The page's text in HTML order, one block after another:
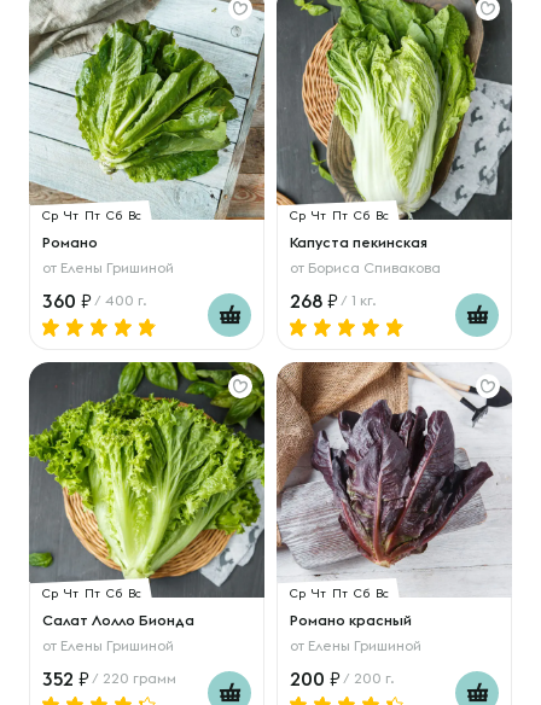
Ср Чт Пт Сб Вс
Романо
от Елены Гришиной
360 / 400 г.
Ср Чт Пт Сб Вс
Капуста пекинская
от Бориса Спивакова
268 / 1 кг.
Ср Чт Пт Сб Вс
Салат Лолло Бионда
от Елены Гришиной
352 / 220 грамм
Ср Чт Пт Сб Вс
Романо красный
от Елены Гришиной
200 / 200 г.